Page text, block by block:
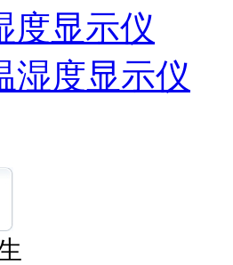
度显示仪
湿度显示仪